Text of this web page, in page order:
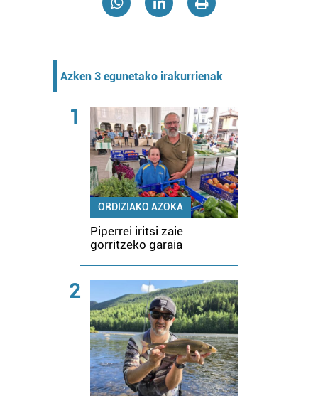
Azken 3 egunetako irakurrienak
1
ORDIZIAKO AZOKA
Piperrei iritsi zaie
gorritzeko garaia
2